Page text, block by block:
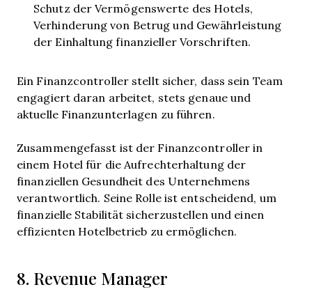
Schutz der Vermögenswerte des Hotels,
Verhinderung von Betrug und Gewährleistung
der Einhaltung finanzieller Vorschriften.
Ein Finanzcontroller stellt sicher, dass sein Team
engagiert daran arbeitet, stets genaue und
aktuelle Finanzunterlagen zu führen.
Zusammengefasst ist der Finanzcontroller in
einem Hotel für die Aufrechterhaltung der
finanziellen Gesundheit des Unternehmens
verantwortlich. Seine Rolle ist entscheidend, um
finanzielle Stabilität sicherzustellen und einen
effizienten Hotelbetrieb zu ermöglichen.
8. Revenue Manager